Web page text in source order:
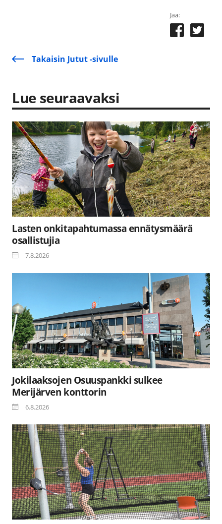
Jaa:
Takaisin Jutut -sivulle
Lue seuraavaksi
Lasten onkitapahtumassa ennätysmäärä
osallistujia
7.8.2026
Jokilaaksojen Osuuspankki sulkee
Merijärven konttorin
6.8.2026